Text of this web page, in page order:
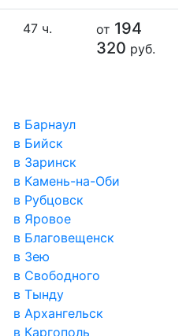
47 ч. от 194
320 руб.
в Барнаул
в Бийск
в Заринск
в Камень-на-Оби
в Рубцовск
в Яровое
в Благовещенск
в Зею
в Свободного
в Тынду
в Архангельск
в Каргополь